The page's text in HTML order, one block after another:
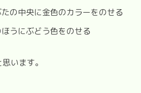
の中央に金色のカラーをのせる
うにぶどう色をのせる
います。